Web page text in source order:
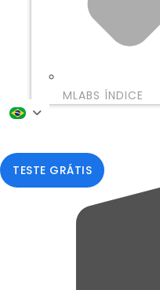
MLABS ÍNDICE
TESTE GRÁTIS